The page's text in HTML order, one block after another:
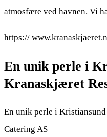
atmosfære ved havnen. Vi
https://
En unik perle i
Kranaskjæret
En unik perle i
Catering AS